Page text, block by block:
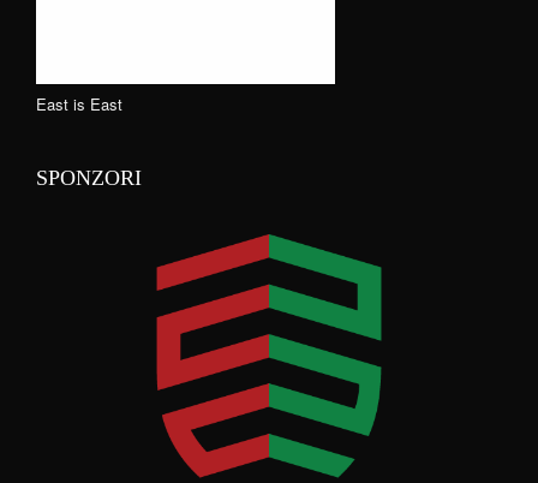
East is East
SPONZORI